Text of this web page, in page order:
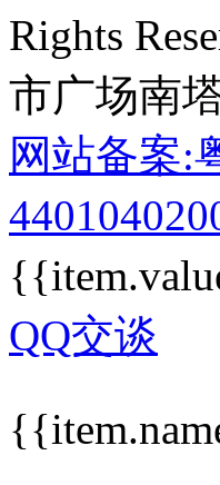
Rights
市广场南
网站备案:
QQ交谈